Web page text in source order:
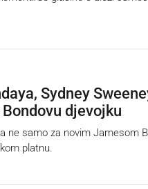
Sydney
djevojku
ne samo za novim Jamesom
platnu.